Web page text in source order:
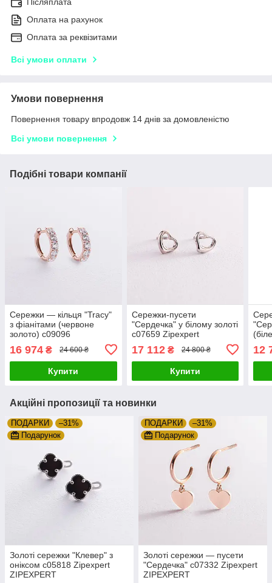
Післяплата
Оплата на рахунок
Оплата за реквізитами
Всі умови оплати
Умови повернення
Повернення товару впродовж 14 днів за домовленістю
Всі умови повернення
Подібні товари компанії
Сережки — кільця "Tracy"
з фіанітами (червоне
золото) с09096
16 974 ₴ 24 600 ₴
Купити
Сережки-пусети
"Сердечка" у білому золоті
с07659 Zipexpert
17 112₴ 24 800 ₴
Купити
12
Акційні пропозиції та новинки
ПОДАРКИ
–31%
Подарунок
Золоті сережки "Клевер" з
оніксом с05818 Zipexpert
ZIPEXPERT
ПОДАРКИ
–31%
Подарунок
Золоті сережки — пусети
"Сердечка" с07332 Zipexpert
ZIPEXPERT